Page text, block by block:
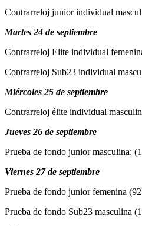
Contrarreloj junior individual
Martes 24 de septiembre
Contrarreloj Elite individual
Contrarreloj Sub23 individual
Miércoles 25 de septiembre
Contrarreloj élite individual
Jueves 26 de septiembre
Prueba de fondo junior masculina:
Viernes 27 de septiembre
Prueba de fondo junior femenina
Prueba de fondo Sub23 masculina